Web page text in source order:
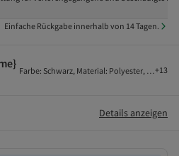
Einfache Rückgabe innerhalb von 14 Tagen.
Farbe: Schwarz, Material: Polyester, Muster
+13
Details anzeigen